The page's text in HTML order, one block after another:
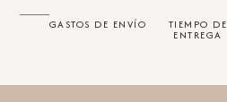
GASTOS DE ENVÍO TIEMPO DE
ENTREGA